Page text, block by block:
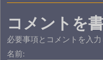
コメントを
必要事項とコメントを入力
名前: